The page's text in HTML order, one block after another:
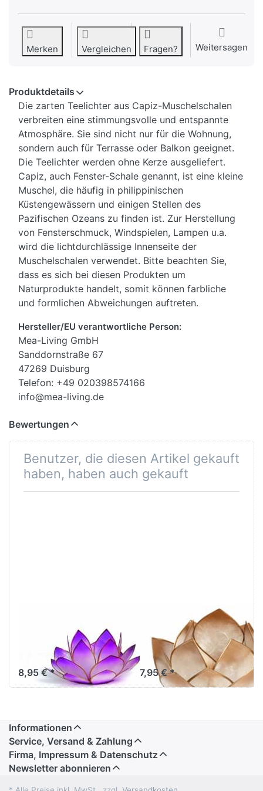
Merken Vergleichen Fragen? Weitersagen
Produktdetails
Die zarten Teelichter aus Capiz-Muschelschalen
verbreiten eine stimmungsvolle und entspannte
Atmosphäre. Sie sind nicht nur für die Wohnung,
sondern auch für Terrasse oder Balkon geeignet.
Die Teelichter werden ohne Kerze ausgeliefert.
Capiz, auch Fenster-Schale genannt, ist eine kleine
Muschel, die häufig in philippinischen
Küstengewässern und einigen Stellen des
Pazifischen Ozeans zu finden ist. Zur Herstellung
von Fensterschmuck, Windspielen, Lampen u.a.
wird die lichtdurchlässige Innenseite der
Muschelschalen verwendet. Bitte beachten Sie,
dass es sich bei diesen Produkten um
Naturprodukte handelt, somit können farbliche
und formlichen Abweichungen auftreten.
Hersteller/EU verantwortliche Person:
Mea-Living GmbH
Sanddornstraße 67
47269 Duisburg
Telefon: +49 020398574166
info@mea-living.de
Bewertungen
Benutzer, die diesen Artikel gekauft
haben, haben auch gekauft
Sonnenaufgang
lavendel
8,95 € *
Lotus-Licht
Abendsonne
gold
7,95 € *
Informationen
Service, Versand & Zahlung
Firma, Impressum & Datenschutz
Newsletter abonnieren